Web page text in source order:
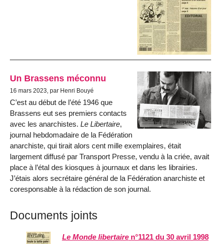
Un Brassens méconnu
16 mars 2023, par Henri Bouyé
C’est au début de l’été 1946 que
Brassens eut ses premiers contacts
avec les anarchistes. Le Libertaire,
journal hebdomadaire de la Fédération
anarchiste, qui tirait alors cent mille exemplaires, était
largement diffusé par Transport Presse, vendu à la criée, avait
place à l’étal des kiosques à journaux et dans les librairies.
J’étais alors secrétaire général de la Fédération anarchiste et
coresponsable à la rédaction de son journal.
Documents joints
Le Monde libertairen°1121 du 30 avril 1998